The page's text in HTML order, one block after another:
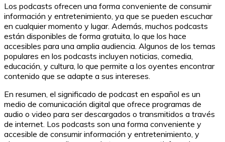
Los podcasts ofrecen una forma conveniente de consumir
información y entretenimiento, ya que se pueden escuchar
en cualquier momento y lugar. Además, muchos podcasts
están disponibles de forma gratuita, lo que los hace
accesibles para una amplia audiencia. Algunos de los temas
populares en los podcasts incluyen noticias, comedia,
educación, y cultura, lo que permite a los oyentes encontrar
contenido que se adapte a sus intereses.
En resumen, el significado de podcast en español es un
medio de comunicación digital que ofrece programas de
audio o video para ser descargados o transmitidos a través
de internet. Los podcasts son una forma conveniente y
accesible de consumir información y entretenimiento, y